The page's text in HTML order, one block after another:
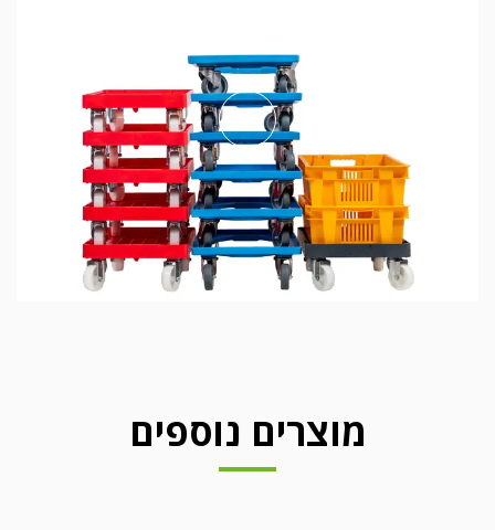
play
מוצרים נוספים